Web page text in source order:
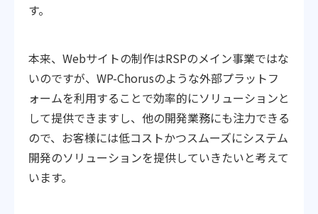
す。
本来、Webサイトの制作はRSPのメイン事業ではな
いのですが、WP-Chorusのような外部プラットフ
ォームを利用することで効率的にソリューションと
して提供できますし、他の開発業務にも注力できる
ので、お客様には低コストかつスムーズにシステム
開発のソリューションを提供していきたいと考えて
います。